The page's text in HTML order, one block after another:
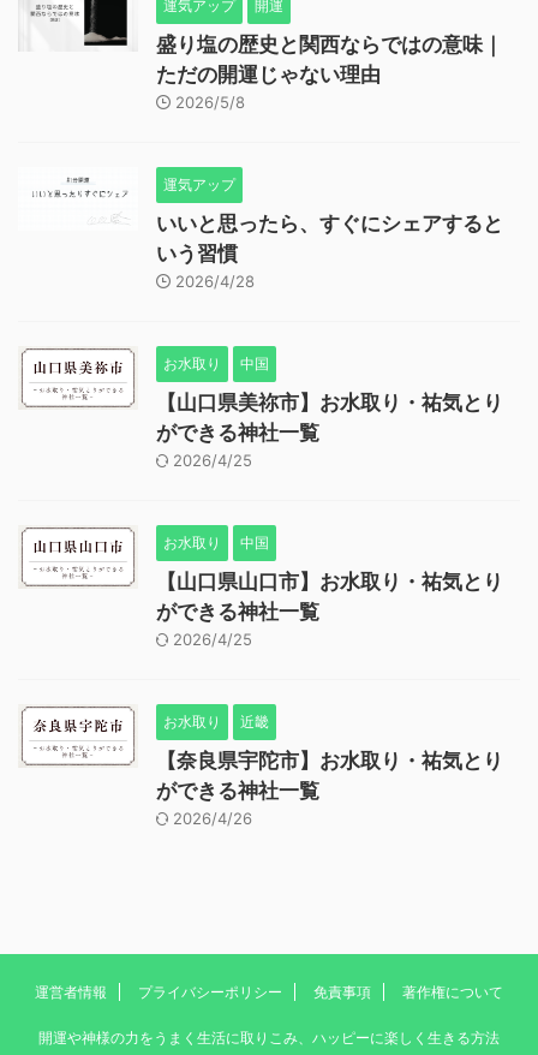
運気アップ 開運
盛り塩の歴史と関西ならではの意味｜
ただの開運じゃない理由
2026/5/8
運気アップ
いいと思ったら、すぐにシェアすると
いう習慣
2026/4/28
お水取り 中国
【山口県美祢市】お水取り・祐気とり
ができる神社一覧
2026/4/25
お水取り 中国
【山口県山口市】お水取り・祐気とり
ができる神社一覧
2026/4/25
お水取り 近畿
【奈良県宇陀市】お水取り・祐気とり
ができる神社一覧
2026/4/26
運営者情報 プライバシーポリシー 免責事項 著作権について
開運や神様の力をうまく生活に取りこみ、ハッピーに楽しく生きる方法